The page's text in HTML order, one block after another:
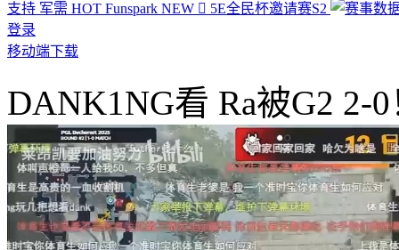
支持 军需 HOT Funspark NEW  5E全民杯邀请赛S2
登录
移动端下载
DANK1NG看 Ra被G2 2-